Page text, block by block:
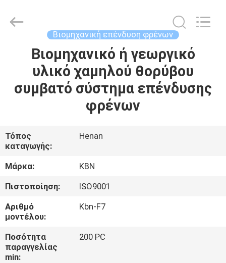
ΣΠΊΤΙ
ΠΡΟΪΌΝΤΑ
ΕΜΕΊΣ
ΓΎΡΟΣ
ΕΡΓΟΣΤΑΣΊΩΝ
ΠΟΙΟΤΙΚΌΣ
ΈΛΕΓΧΟΣ
Βιομηχανική επένδυση φρένων
Βιομηχανικό ή γεωργικό
υλικό χαμηλού θορύβου
συμβατό σύστημα επένδυσης
φρένων
Τόπος
καταγωγής:
Henan
Μάρκα:
KBN
Πιστοποίηση:
ISO9001
Αριθμό
μοντέλου:
Kbn-F7
Ποσότητα
παραγγελίας
min:
200 PC